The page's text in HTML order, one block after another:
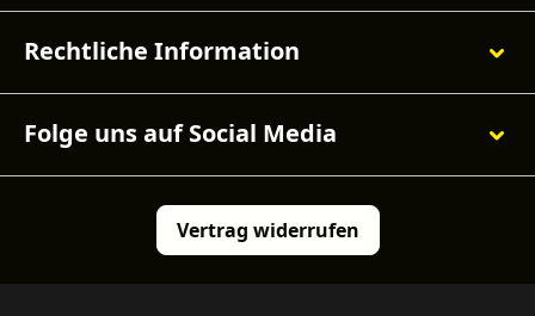
Rechtliche Information
Folge uns auf Social Media
Vertrag widerrufen